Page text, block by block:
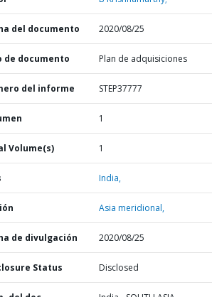
del documento 2020/08/25
de documento Plan de adquisiciones
del informe STEP37777
1
Volume(s) 1
India,
Asia meridional,
de divulgación 2020/08/25
Status Disclosed